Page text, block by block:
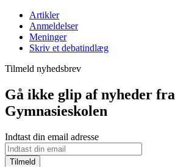
Artikler
Anmeldelser
Meninger
Skriv et debatindlæg
Tilmeld nyhedsbrev
Gå ikke glip af nyheder fra
Gymnasieskolen
Indtast din email adresse
Tilmeld